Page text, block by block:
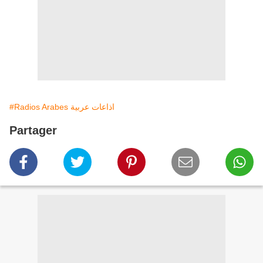
#Radios Arabes اذاعات عربية
Partager